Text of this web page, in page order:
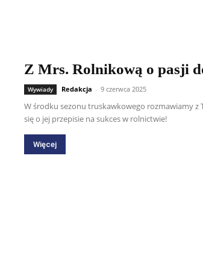
Z Mrs. Rolnikową o pasji
Wywiady Redakcja - 9 czerwca 2025
W środku sezonu truskawkowego rozmawiamy z
się o jej przepisie na sukces w rolnictwie!
Więcej